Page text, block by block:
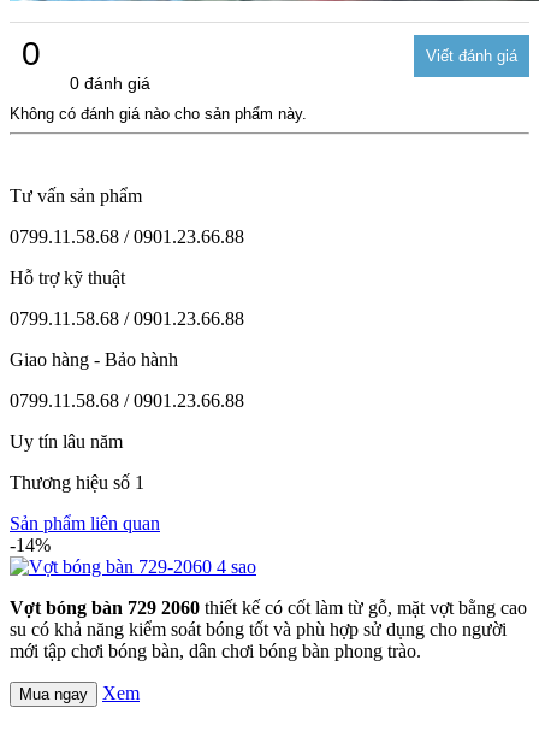
0
0 đánh giá
Không có đánh giá nào cho sản phẩm này.
Tư vấn sản phẩm
0799.11.58.68 / 0901.23.66.88
Hỗ trợ kỹ thuật
0799.11.58.68 / 0901.23.66.88
Giao hàng - Bảo hành
0799.11.58.68 / 0901.23.66.88
Uy tín lâu năm
Thương hiệu số 1
Sản phẩm liên quan
-14%
Vợt bóng bàn 729 2060 thiết kế có cốt làm từ gỗ, mặt vợt bằng cao
su có khả năng kiểm soát bóng tốt và phù hợp sử dụng cho người
mới tập chơi bóng bàn, dân chơi bóng bàn phong trào.
Mua ngay Xem